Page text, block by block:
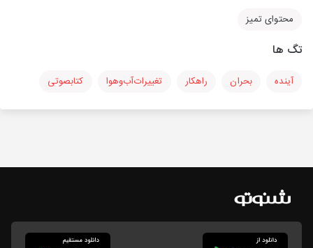
محتوای تمیز
تگ ها
آینده بحران راهکار تغییرات‌آب‌وهوا کتابصوتی